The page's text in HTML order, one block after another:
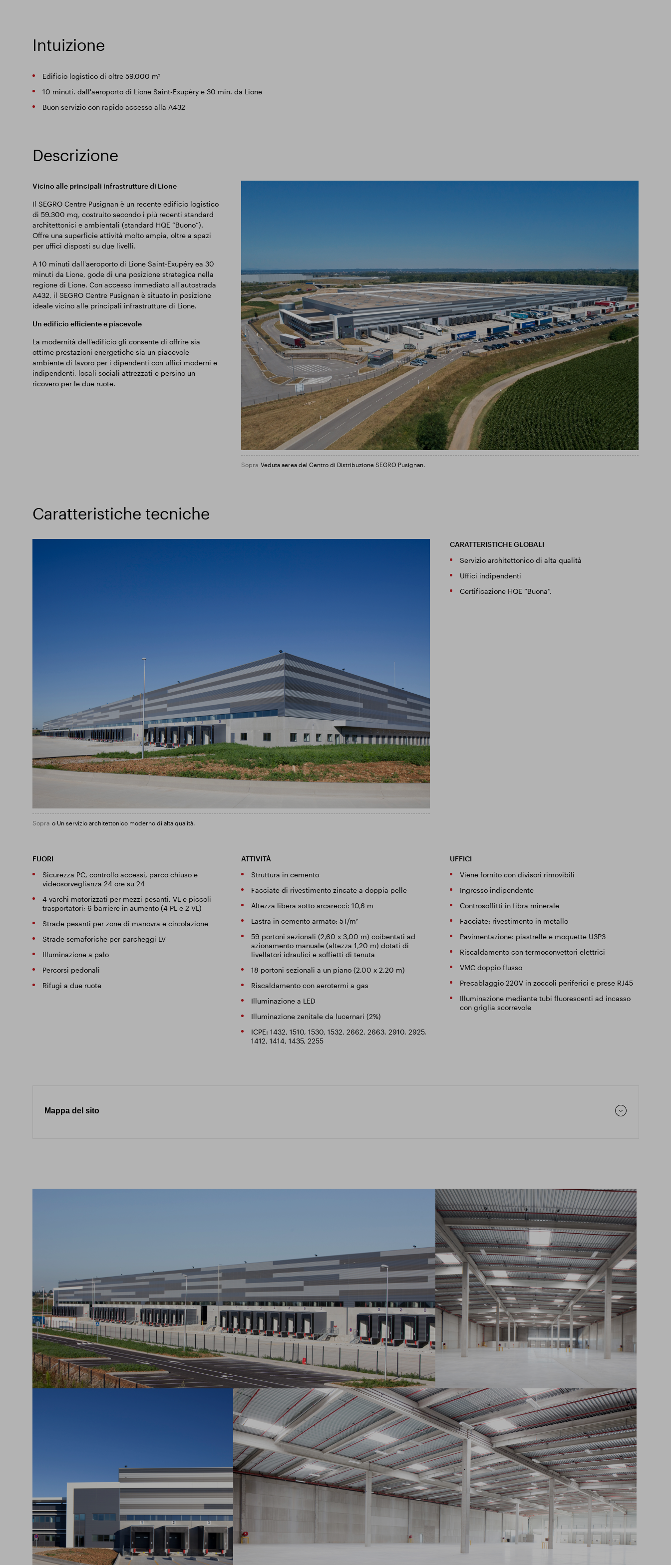
Intuizione
Edificio logistico di oltre 59.000 m²
10 minuti. dall'aeroporto di Lione Saint-Exupéry e 30 min. da Lione
Buon servizio con rapido accesso alla A432
Descrizione
Vicino alle principali infrastrutture di Lione
Il SEGRO Centre Pusignan è un recente edificio logistico
di 59.300 mq, costruito secondo i più recenti standard
architettonici e ambientali (standard HQE “Buono”).
Offre una superficie attività molto ampia, oltre a spazi
per uffici disposti su due livelli.
A 10 minuti dall'aeroporto di Lione Saint-Exupéry ea 30
minuti da Lione, gode di una posizione strategica nella
regione di Lione. Con accesso immediato all'autostrada
A432, il SEGRO Centre Pusignan è situato in posizione
ideale vicino alle principali infrastrutture di Lione.
Un edificio efficiente e piacevole
La modernità dell'edificio gli consente di offrire sia
ottime prestazioni energetiche sia un piacevole
ambiente di lavoro per i dipendenti con uffici moderni e
indipendenti, locali sociali attrezzati e persino un
ricovero per le due ruote.
Sopra Veduta aerea del Centro di Distribuzione SEGRO Pusignan.
Caratteristiche tecniche
Sopra o Un servizio architettonico moderno di alta qualità.
CARATTERISTICHE GLOBALI
Servizio architettonico di alta qualità
Uffici indipendenti
Certificazione HQE “Buona”.
FUORI
Sicurezza PC, controllo accessi, parco chiuso e
videosorveglianza 24 ore su 24
4 varchi motorizzati per mezzi pesanti, VL e piccoli
trasportatori; 6 barriere in aumento (4 PL e 2 VL)
Strade pesanti per zone di manovra e circolazione
Strade semaforiche per parcheggi LV
Illuminazione a palo
Percorsi pedonali
Rifugi a due ruote
ATTIVITÀ
Struttura in cemento
Facciate di rivestimento zincate a doppia pelle
Altezza libera sotto arcarecci: 10,6 m
Lastra in cemento armato: 5T/m²
59 portoni sezionali (2,60 x 3,00 m) coibentati ad
azionamento manuale (altezza 1,20 m) dotati di
livellatori idraulici e soffietti di tenuta
18 portoni sezionali a un piano (2,00 x 2,20 m)
Riscaldamento con aerotermi a gas
Illuminazione a LED
Illuminazione zenitale da lucernari (2%)
ICPE: 1432, 1510, 1530, 1532, 2662, 2663, 2910, 2925,
1412, 1414, 1435, 2255
UFFICI
Viene fornito con divisori rimovibili
Ingresso indipendente
Controsoffitti in fibra minerale
Facciate: rivestimento in metallo
Pavimentazione: piastrelle e moquette U3P3
Riscaldamento con termoconvettori elettrici
VMC doppio flusso
Precablaggio 220V in zoccoli periferici e prese RJ45
Illuminazione mediante tubi fluorescenti ad incasso
con griglia scorrevole
Mappa del sito